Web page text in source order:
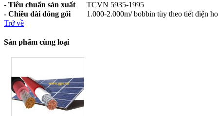
- Tiêu chuẩn sản xuất
TCVN 5935-1995
- Chiều dài đóng gói
1.000-2.000m/ bobbin tùy theo tiết diện
Trở về
Sản phẩm cùng loại